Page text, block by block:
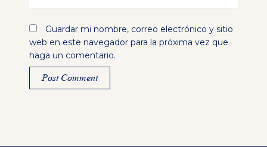
Guardar mi nombre, correo electrónico y sitio
web en este navegador para la próxima vez que
haga un comentario.